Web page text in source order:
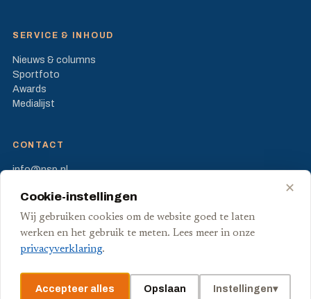
SERVICE & INHOUD
Nieuws & columns
Sportfoto
Awards
Medialijst
CONTACT
info@nsp.nl
2595 BM Den Haag
© Stichting Nederlandse Sport Pers Privacy VoorwaardenCookies
✕
Cookie-instellingen
Wij gebruiken cookies om de website goed te laten
werken en het gebruik te meten. Lees meer in onze
privacyverklaring.
Accepteer alles Opslaan Instellingen▾